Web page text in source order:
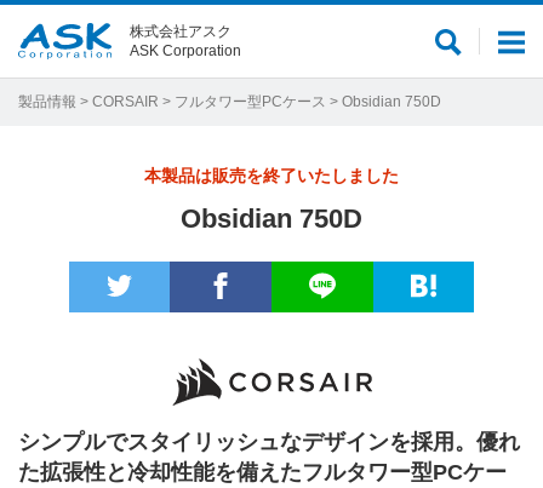
メ
サ
ト
株式会社アスク
ASK Corporation
製品情報 > CORSAIR > フルタワー型PCケース > Obsidian 750D
本製品は販売を終了いたしました
Obsidian 750D
シンプルでスタイリッシュなデザインを採用。優れ
た拡張性と冷却性能を備えたフルタワー型PCケー